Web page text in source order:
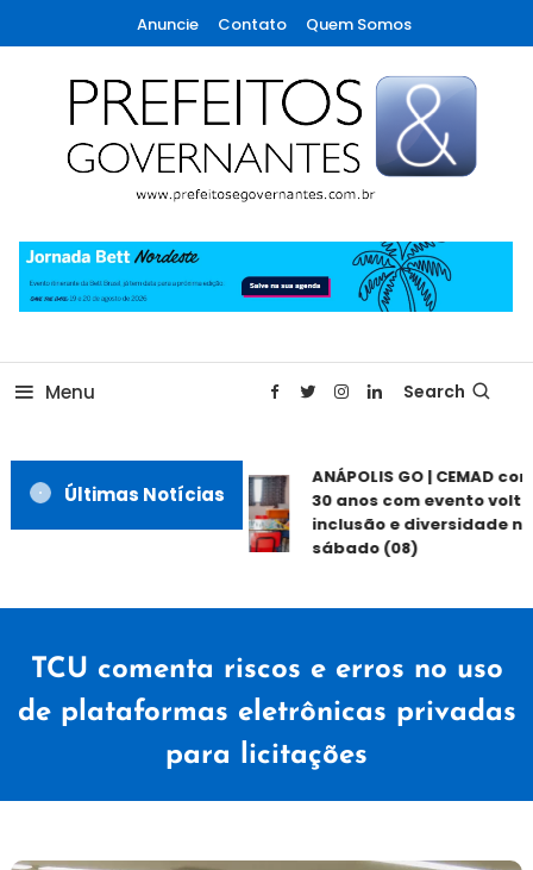
To
Content
Anuncie Contato Quem Somos
Prefeitos & Governantes
Menu Search
Últimas Notícias
ANÁPOLIS GO | CEMAD
30 anos com evento
inclusão e diversidade
sábado (08)
TCU comenta riscos e erros no uso
de plataformas eletrônicas privadas
para licitações